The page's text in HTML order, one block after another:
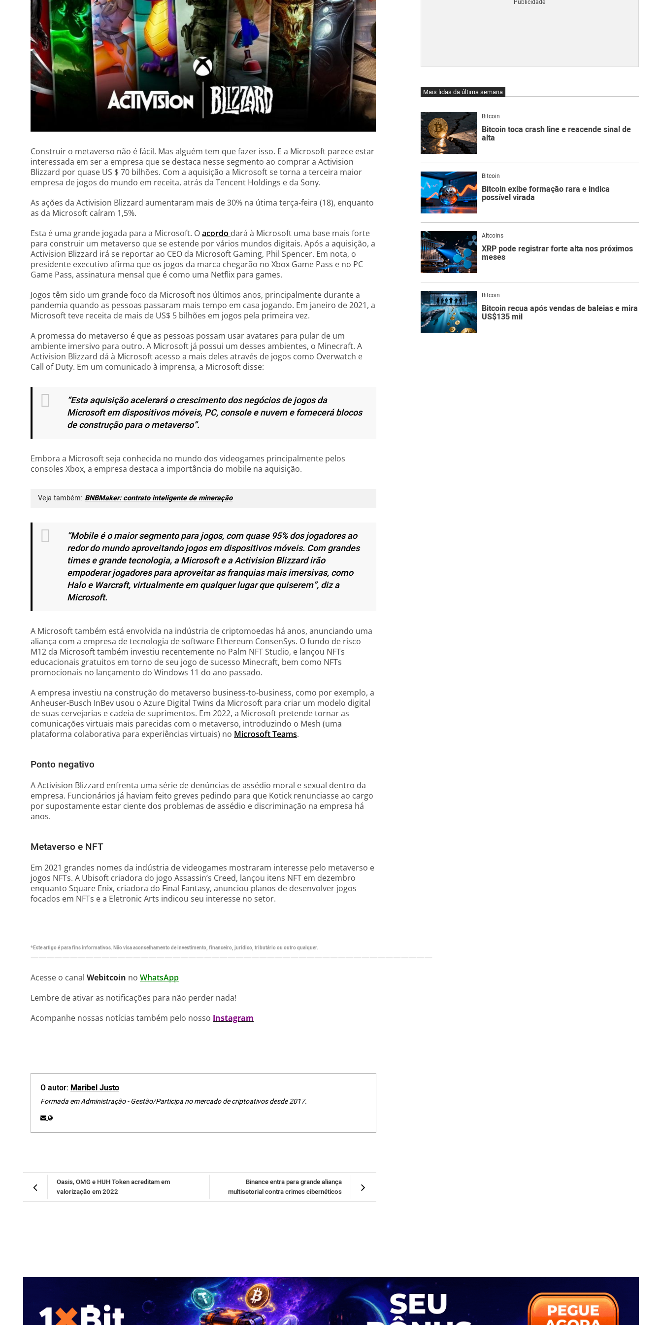
Construir o metaverso não é fácil. Mas alguém tem que fazer isso. E a Microsoft parece estar
interessada em ser a empresa que se destaca nesse segmento ao comprar a Activision
Blizzard por quase US $ 70 bilhões. Com a aquisição a Microsoft se torna a terceira maior
empresa de jogos do mundo em receita, atrás da Tencent Holdings e da Sony.
As ações da Activision Blizzard aumentaram mais de 30% na útima terça-feira (18), enquanto
as da Microsoft caíram 1,5%.
Esta é uma grande jogada para a Microsoft. Oacordo dará à Microsoft uma base mais forte
para construir um metaverso que se estende por vários mundos digitais. Após a aquisição, a
Activision Blizzard irá se reportar ao CEO da Microsoft Gaming, Phil Spencer. Em nota, o
presidente executivo afirma que os jogos da marca chegarão no Xbox Game Pass e no PC
Game Pass, assinatura mensal que é como uma Netflix para games.
Jogos têm sido um grande foco da Microsoft nos últimos anos, principalmente durante a
pandemia quando as pessoas passaram mais tempo em casa jogando. Em janeiro de 2021, a
Microsoft teve receita de mais de US$ 5 bilhões em jogos pela primeira vez.
A promessa do metaverso é que as pessoas possam usar avatares para pular de um
ambiente imersivo para outro. A Microsoft já possui um desses ambientes, o Minecraft. A
Activision Blizzard dá à Microsoft acesso a mais deles através de jogos como Overwatch e
Call of Duty. Em um comunicado à imprensa, a Microsoft disse:
“Esta aquisição acelerará o crescimento dos negócios de jogos da
Microsoft em dispositivos móveis, PC, console e nuvem e fornecerá blocos
de construção para o metaverso”.
Embora a Microsoft seja conhecida no mundo dos videogames principalmente pelos
consoles Xbox, a empresa destaca a importância do mobile na aquisição.
Veja também: BNBMaker: contrato inteligente de mineração
“Mobile é o maior segmento para jogos, com quase 95% dos jogadores ao
redor do mundo aproveitando jogos em dispositivos móveis. Com grandes
times e grande tecnologia, a Microsoft e a Activision Blizzard irão
empoderar jogadores para aproveitar as franquias mais imersivas, como
Halo e Warcraft, virtualmente em qualquer lugar que quiserem”, diz a
Microsoft.
A Microsoft também está envolvida na indústria de criptomoedas há anos, anunciando uma
aliança com a empresa de tecnologia de software Ethereum ConsenSys. O fundo de risco
M12 da Microsoft também investiu recentemente no Palm NFT Studio, e lançou NFTs
educacionais gratuitos em torno de seu jogo de sucesso Minecraft, bem como NFTs
promocionais no lançamento do Windows 11 do ano passado.
A empresa investiu na construção do metaverso business-to-business, como por exemplo, a
Anheuser-Busch InBev usou o Azure Digital Twins da Microsoft para criar um modelo digital
de suas cervejarias e cadeia de suprimentos. Em 2022, a Microsoft pretende tornar as
comunicações virtuais mais parecidas com o metaverso, introduzindo o Mesh (uma
plataforma colaborativa para experiências virtuais) no Microsoft Teams.
Ponto negativo
A Activision Blizzard enfrenta uma série de denúncias de assédio moral e sexual dentro da
empresa. Funcionários já haviam feito greves pedindo para que Kotick renunciasse ao cargo
por supostamente estar ciente dos problemas de assédio e discriminação na empresa há
anos.
Metaverso e NFT
Em 2021 grandes nomes da indústria de videogames mostraram interesse pelo metaverso e
jogos NFTs. A Ubisoft criadora do jogo Assassin’s Creed, lançou itens NFT em dezembro
enquanto Square Enix, criadora do Final Fantasy, anunciou planos de desenvolver jogos
focados em NFTs e a Eletronic Arts indicou seu interesse no setor.
*Este artigo é para fins informativos. Não visa aconselhamento de investimento, financeiro, jurídico, tributário ou outro qualquer.
———————————————————————————————————————————————————
Acesse o canal Webitcoin no WhatsApp
Lembre de ativar as notificações para não perder nada!
Acompanhe nossas notícias também pelo nosso Instagram
O autor:Maribel Justo
Formada em Administração - Gestão/Participa no mercado de criptoativos desde 2017.
Binance entra para grande aliança
multisetorial contra crimes cibernéticos
Oasis, OMG e HUH Token acreditam em
valorização em 2022
Mais lidas da última semana
Bitcoin
Bitcoin toca crash line e reacende sinal de
alta
Bitcoin
Bitcoin exibe formação rara e indica
possível virada
Altcoins
XRP pode registrar forte alta nos próximos
meses
Bitcoin
Bitcoin recua após vendas de baleias e mira
US$135 mil